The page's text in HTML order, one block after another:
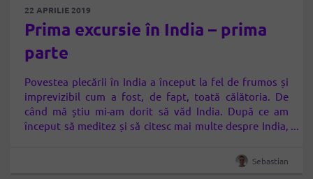
22 APRILIE 2019
Prima excursie în India – prima
parte
Povestea plecării în India a început la fel de frumos și
imprevizibil cum a fost, de fapt, toată călătoria. De
când mă știu mi-am dorit să văd India. După ce am
început să meditez și să citesc mai multe despre India,
Sebastian